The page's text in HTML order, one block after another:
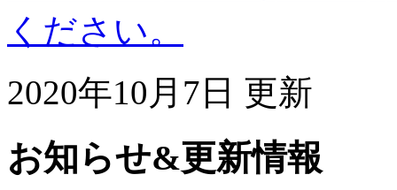
ください。
2020年10月7日 更新
お知らせ&更新情報